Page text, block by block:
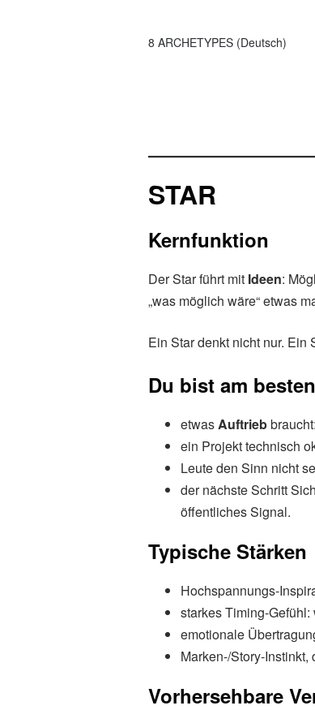
8 ARCHETYPES (Deutsch)
STAR
Kernfunktion
Der Star führt mit Ideen:
„was möglich wäre“ etwas
Ein Star denkt nicht nur. Ein
Du bist am
etwasAuftrieb
ein Projekt technisch
Leute den Sinn nicht
der nächste Schritt
öffentliches Signal.
Typische Stärken
Hochspannungs-
starkes Timing-
emotionale
Marken-/Story-
Vorhersehbare